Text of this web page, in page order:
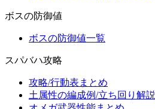
ボスの防御値
ボスの防御値一覧
スパバハ攻略
攻略/行動表まとめ
土属性の編成例/立ち回り解説